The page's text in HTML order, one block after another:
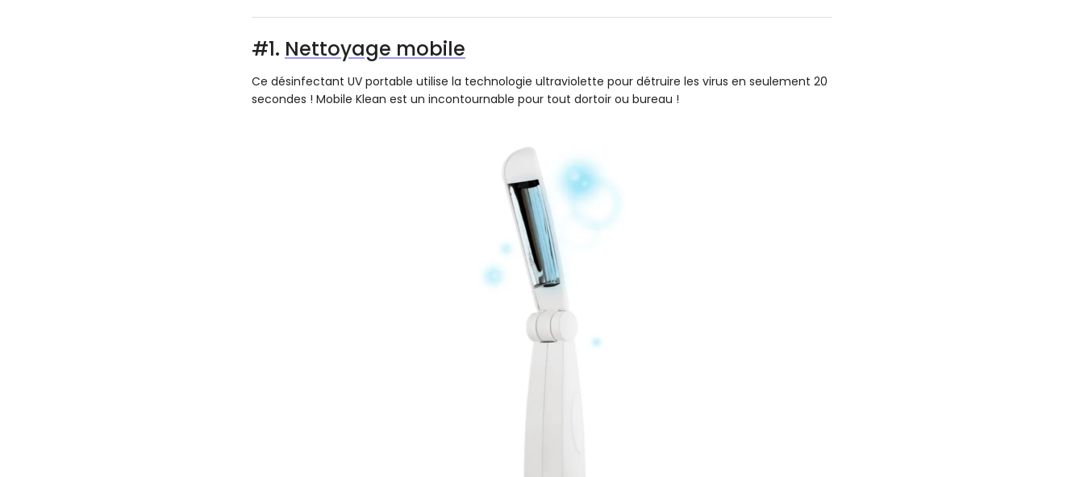
#1. Nettoyage mobile
Ce désinfectant UV portable utilise la technologie ultraviolette pour détruire les virus en seulement 20
secondes ! Mobile Klean est un incontournable pour tout dortoir ou bureau !